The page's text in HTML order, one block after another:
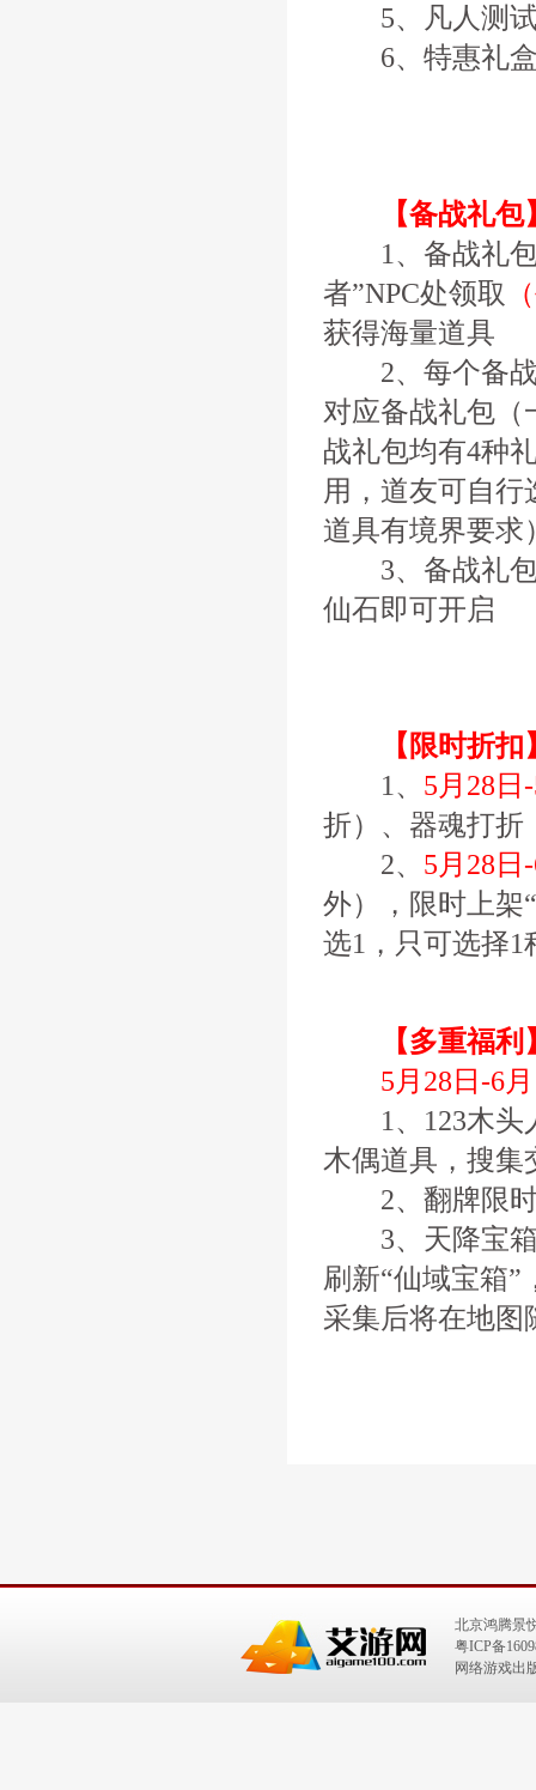
5、凡人测试
6、特惠礼盒
【备战礼包
1、备战礼
者”NPC处领取
获得海量道具
2、每个备战
对应备战礼包（
战礼包均有4种
用，道友可自
道具有境界要求
3、备战礼
仙石即可开启
【限时折扣
1、 5月28日
折）、器魂打折
2、 5月28日
外），限时上架
选1，只可选择1
【多重福利
5月28日-6
1、123木头人
木偶道具，搜集
2、翻牌限时
3、天降宝箱
刷新“仙域宝箱
采集后将在地图
北京鸿腾景
粤ICP备
网络游戏出